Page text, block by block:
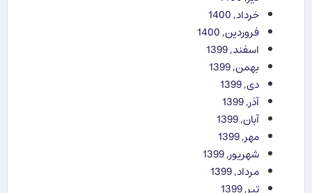
خرداد, 1400
فروردین, 1400
اسفند, 1399
بهمن, 1399
دی, 1399
آذر, 1399
آبان, 1399
مهر, 1399
شهریور, 1399
مرداد, 1399
تیر, 1399